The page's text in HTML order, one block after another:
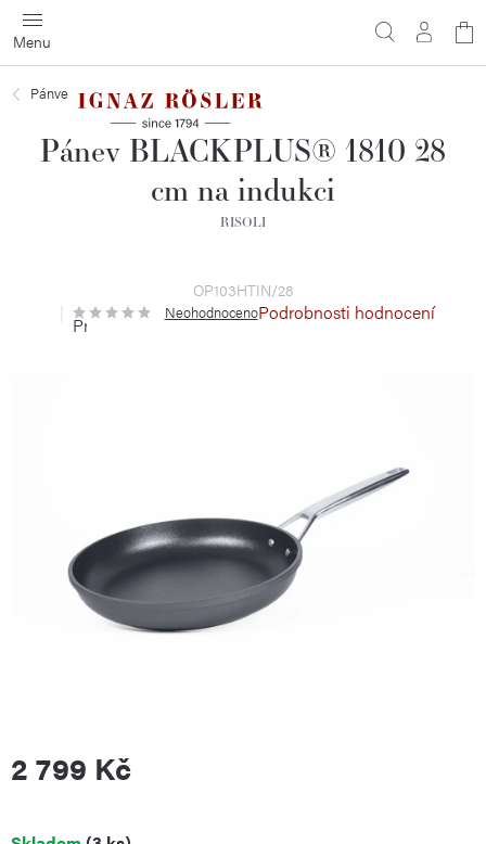
Přejít
na
obsah
Pánve
Pánev BLACKPLUS® 1810 28
cm na indukci
RISOLI
OP103HTIN/28
Průměrné
hodnocení
NeohodnocenoPodrobnosti hodnocení
2 799 Kč